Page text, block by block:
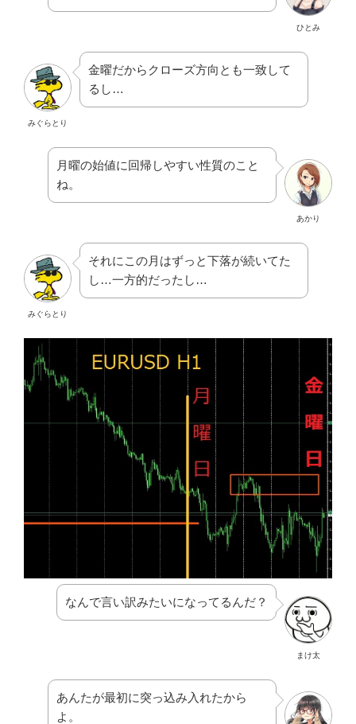
ひとみ
みぐらとり
金曜だからクローズ方向とも一致して
るし…
あかり
月曜の始値に回帰しやすい性質のこと
ね。
みぐらとり
それにこの月はずっと下落が続いてた
し…一方的だったし…
まけ太
なんで言い訳みたいになってるんだ？
あんたが最初に突っ込み入れたから
よ。